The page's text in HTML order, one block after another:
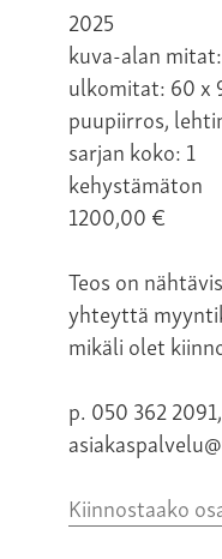
2025
kuva-alan
ulkomitat: 60 x
puupiirros,
sarjan koko: 1
kehystämäton
1200,00€
Teos on
yhteyttä
mikäli olet
p. 050 362 2091,
Kiinnostaako